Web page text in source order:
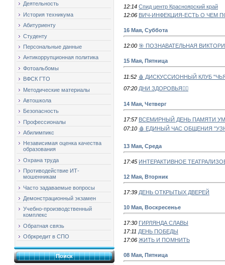
Деятельность
История техникума
Абитуриенту
Студенту
Персональные данные
Антикоррупционная политика
Фотоальбомы
ВФСК ГТО
Методические материалы
Автошкола
Безопасность
Профессионалы
Абилимпикс
Независимая оценка качества
образования
Охрана труда
Противодействие ИТ-
мошенникам
Часто задаваемые вопросы
Демонстрационный экзамен
Учебно-производственный
комплекс
Обратная связь
Обркредит в СПО
Поиск
12:14 Спид центр Красноярский край
12:06 ВИЧ-ИНФЕКЦИЯ-ЕСТЬ О ЧЕМ
16 Мая, Суббота
12:00 🎯 ПОЗНАВАТЕЛЬНАЯ
15 Мая, Пятница
11:52 🩸 ДИСКУССИОННЫЙ КЛУБ
07:20 ДНИ ЗДОРОВЬЯ🏃‍♂️
14 Мая, Четверг
17:57 ВСЕМИРНЫЙ ДЕНЬ ПАМЯТИ
07:10 🩸 ЕДИНЫЙ ЧАС ОБЩЕНИЯ
13 Мая, Среда
17:45 ИНТЕРАКТИВНОЕ
12 Мая, Вторник
17:39 ДЕНЬ ОТКРЫТЫХ ДВЕРЕЙ
10 Мая, Воскресенье
17:30 ГИРЛЯНДА СЛАВЫ
17:11 ДЕНЬ ПОБЕДЫ
17:06 ЖИТЬ И ПОМНИТЬ
08 Мая, Пятница